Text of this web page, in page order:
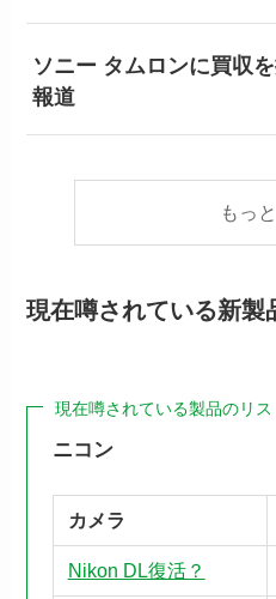
ソニー タムロンに買収
報道
もっ
現在噂されている新製
現在噂されている製品のリ
ニコン
カメラ
Nikon DL復活？